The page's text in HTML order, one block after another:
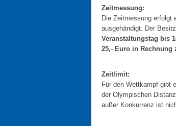
Zeitmessung:
Die Zeitmessung erfolgt
ausgehändigt. Der
Veranstaltungstag bis
25,- Euro in Rechnung
Zeitlimit:
Für den Wettkampf gibt
der Olympischen
außer Konkurrenz ist